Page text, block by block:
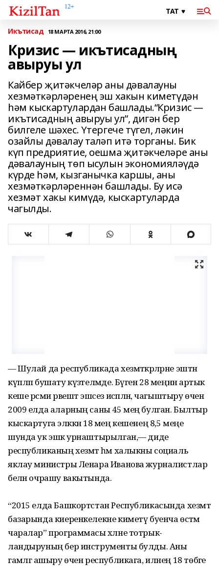
Икътисад 18 МАРТА 2016, 21:00
Кризис — икътисадның
авыруы ул
Кайбер җитәкчеләр аны дәвалауны
хезмәткәрләренең эш хакын киметүдән
һәм кыскартулардан башлады.“Кризис —
икътисадның авыруы ул”, дигән бер
билгеле шәхес. Үтергече түгел, ләкин
озайлы дәвалау таләп итә торганы. Бик
күп предриятие, оешма җитәкчеләре аны
дәвалауның төп ысулын экономияләүдә
күрде һәм, кызганычка каршы, аны
хезмәткәрләреннән башлады. Бу исә
хезмәт хакы кимүдә, кыскартуларда
чагылды.
— Шулай да республикада хезмәткәрләрне эштән
күпләп бушату күзәтелмәде. Бүген 28 меңнән артык
кеше рәсми рәвештә эшсез исәпләнә, чагыштыру өчен
2009 елда аларның саны 45 мең булган. Былтыр
кыскартуга эләккән 18 мең кешенең 8,5 меңе
шунда ук эшкә урнаштырылган,— диде
республиканың хезмәт һәм халыкны социаль
яклау министры Ленара Иванова журналистлар
белән очрашу вакытында.
“2015 елда Башкортстан Республикасында хезмәт
базарында киеренкелекне киметү буенча өстәмә
чаралар” программасы хәлне тотрык­
ландыруның бер инструменты булды. Аны
гамәлгә ашыру өчен республикага, илнең 18 төбәге